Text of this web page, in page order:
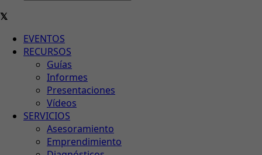
EVENTOS
RECURSOS
Guías
Informes
Presentaciones
Vídeos
SERVICIOS
Asesoramiento
Emprendimiento